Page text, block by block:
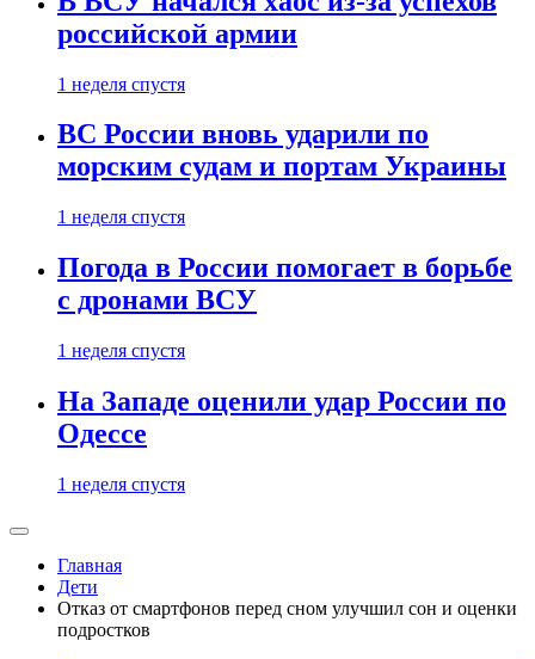
российской армии
1 неделя спустя
ВС России вновь ударили по
морским судам и портам Украины
1 неделя спустя
Погода в России помогает в борьбе
с дронами ВСУ
1 неделя спустя
На Западе оценили удар России по
Одессе
1 неделя спустя
Главная
Дети
Отказ от смартфонов перед сном улучшил сон и оценки
подростков